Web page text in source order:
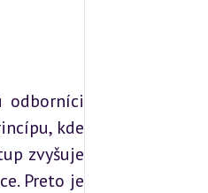
odborníci
kde
zvyšuje
Preto je